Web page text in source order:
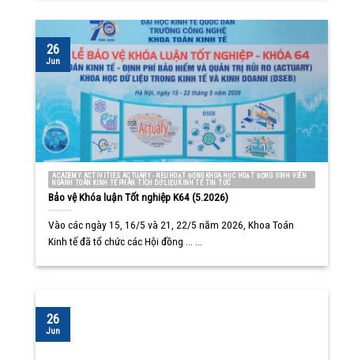
ACADEMY ACTIVITIES ACTUARY - NEU HOẠT ĐỘNG KHOA HỌC HOẠT ĐỘNG SINH VIÊN
NGÀNH TOÁN KINH TẾ PHÂN TÍCH DỮ LIỆU KINH TẾ TIN TỨC
Bảo vệ Khóa luận Tốt nghiệp K64 (5.2026)
Vào các ngày 15, 16/5 và 21, 22/5 năm 2026, Khoa Toán
Kinh tế đã tổ chức các Hội đồng ... ...
26
Jun
26
Jun